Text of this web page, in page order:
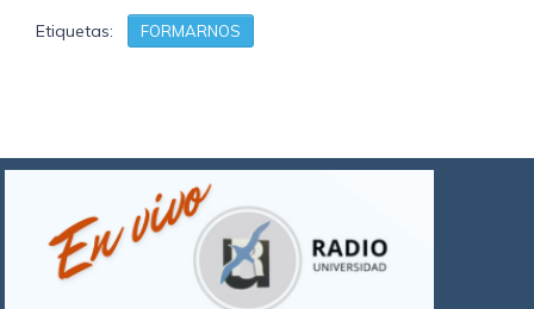
Etiquetas: FORMARNOS